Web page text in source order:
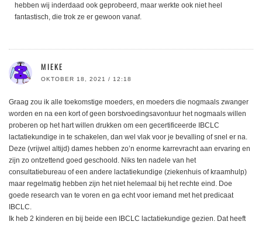
hebben wij inderdaad ook geprobeerd, maar werkte ook niet heel
fantastisch, die trok ze er gewoon vanaf.
MIEKE
OKTOBER 18, 2021 / 12:18
Graag zou ik alle toekomstige moeders, en moeders die nogmaals zwanger
worden en na een kort of geen borstvoedingsavontuur het nogmaals willen
proberen op het hart willen drukken om een gecertificeerde IBCLC
lactatiekundige in te schakelen, dan wel vlak voor je bevalling of snel er na.
Deze (vrijwel altijd) dames hebben zo’n enorme karrevracht aan ervaring en
zijn zo ontzettend goed geschoold. Niks ten nadele van het
consultatiebureau of een andere lactatiekundige (ziekenhuis of kraamhulp)
maar regelmatig hebben zijn het niet helemaal bij het rechte eind. Doe
goede research van te voren en ga echt voor iemand met het predicaat
IBCLC.
Ik heb 2 kinderen en bij beide een IBCLC lactatiekundige gezien. Dat heeft